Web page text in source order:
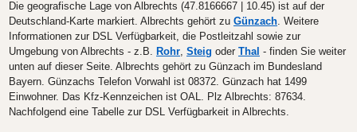
Die geografische Lage von Albrechts (47.8166667 | 10.45) ist auf der
Deutschland-Karte markiert. Albrechts gehört zu Günzach. Weitere
Informationen zur DSL Verfügbarkeit, die Postleitzahl sowie zur
Umgebung von Albrechts - z.B. Rohr, Steig oder Thal - finden Sie weiter
unten auf dieser Seite. Albrechts gehört zu Günzach im Bundesland
Bayern. Günzachs Telefon Vorwahl ist 08372. Günzach hat 1499
Einwohner. Das Kfz-Kennzeichen ist OAL. Plz Albrechts: 87634.
Nachfolgend eine Tabelle zur DSL Verfügbarkeit in Albrechts.